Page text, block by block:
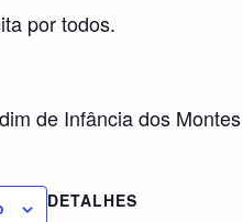
por todos.
de Infância dos
DETALHES